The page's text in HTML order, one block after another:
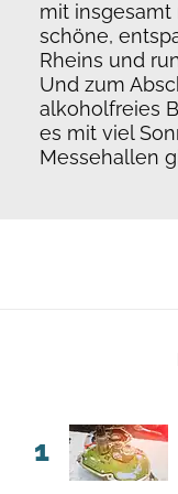
mit insgesamt
schöne,
Rheins und
Und zum
alkoholfreies
es mit viel
Messehallen
1